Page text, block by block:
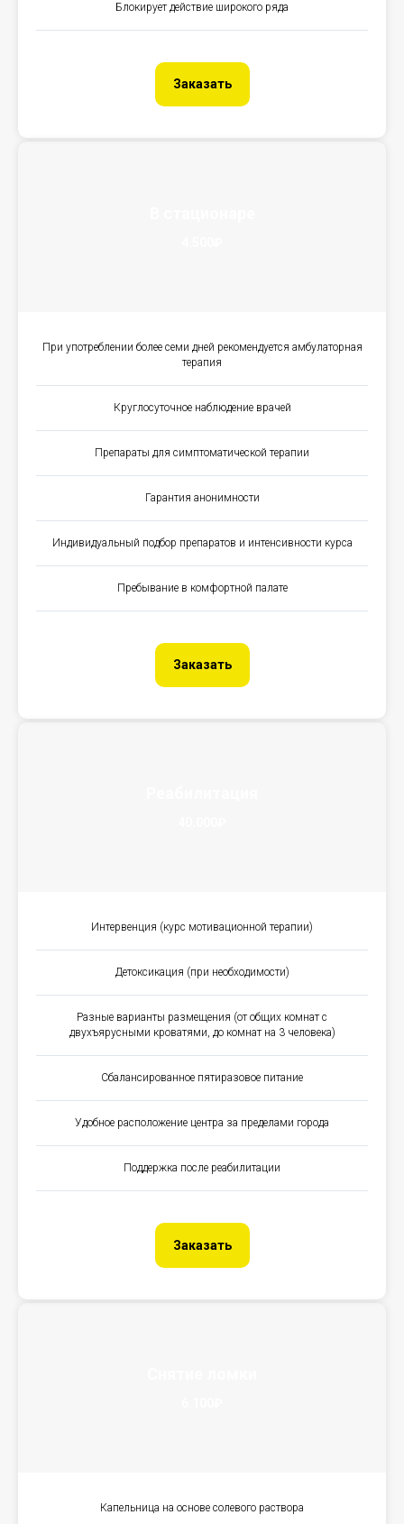
Блокирует действие широкого ряда
Заказать
При употреблении более семи дней рекомендуется амбулаторная
терапия
Круглосуточное наблюдение врачей
Препараты для симптоматической терапии
Гарантия анонимности
Индивидуальный подбор препаратов и интенсивности курса
Пребывание в комфортной палате
Заказать
Интервенция (курс мотивационной терапии)
Детоксикация (при необходимости)
Разные варианты размещения (от общих комнат с
двухъярусными кроватями, до комнат на 3 человека)
Сбалансированное пятиразовое питание
Удобное расположение центра за пределами города
Поддержка после реабилитации
Заказать
Капельница на основе солевого раствора